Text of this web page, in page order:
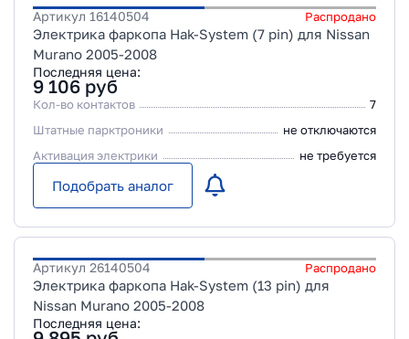
Артикул 16140504 Распродано
Электрика фаркопа Hak-System (7 pin) для Nissan
Murano 2005-2008
Последняя цена:
9 106 руб
Кол-во контактов
7
Штатные парктроники
не отключаются
Активация электрики
не требуется
Подобрать аналог
Артикул 26140504 Распродано
Электрика фаркопа Hak-System (13 pin) для
Nissan Murano 2005-2008
Последняя цена: